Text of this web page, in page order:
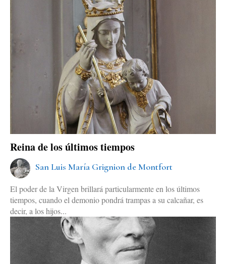
Reina de los últimos tiempos
San Luis María Grignion de Montfort
El poder de la Virgen brillará particularmente en los últimos
tiempos, cuando el demonio pondrá trampas a su calcañar, es
decir, a los hijos...